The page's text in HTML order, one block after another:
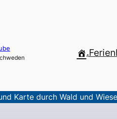
.
Karte durch Wald und